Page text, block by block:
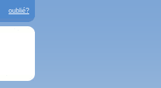
oublié?